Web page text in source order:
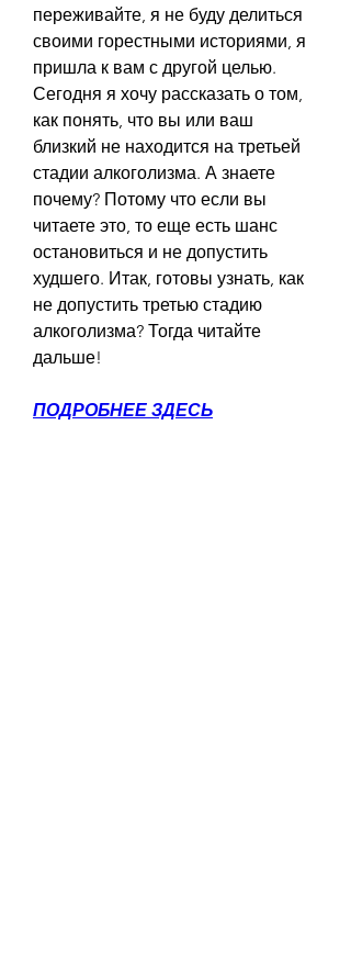
переживайте, я не буду делиться
своими горестными историями, я
пришла к вам с другой целью.
Сегодня я хочу рассказать о том,
как понять, что вы или ваш
близкий не находится на третьей
стадии алкоголизма. А знаете
почему? Потому что если вы
читаете это, то еще есть шанс
остановиться и не допустить
худшего. Итак, готовы узнать, как
не допустить третью стадию
алкоголизма? Тогда читайте
дальше!
ПОДРОБНЕЕ ЗДЕСЬ